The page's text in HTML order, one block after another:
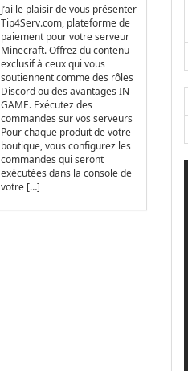
J’ai le plaisir de vous présenter
Tip4Serv.com, plateforme de
paiement pour votre serveur
Minecraft. Offrez du contenu
exclusif à ceux qui vous
soutiennent comme des rôles
Discord ou des avantages IN-
GAME. Exécutez des
commandes sur vos serveurs
Pour chaque produit de votre
boutique, vous configurez les
commandes qui seront
exécutées dans la console de
votre […]